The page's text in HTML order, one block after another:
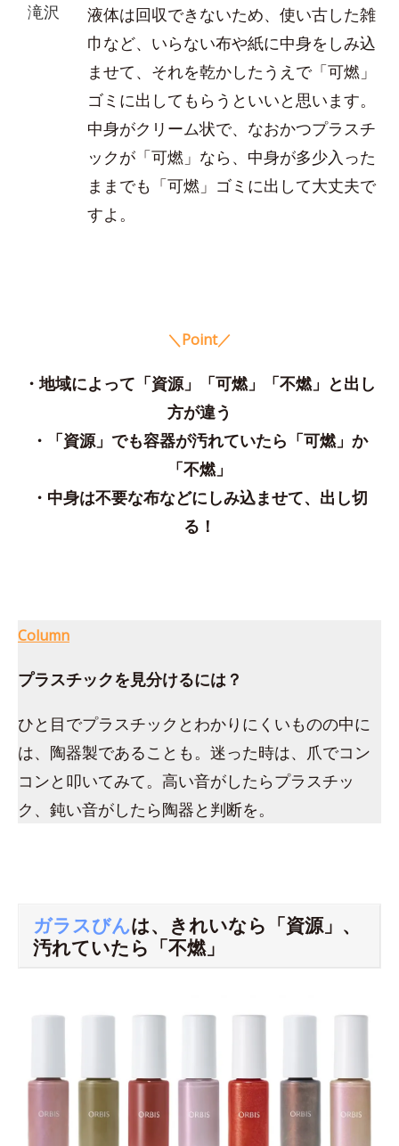
滝沢
液体は回収できないため、使い古した雑
巾など、いらない布や紙に中身をしみ込
ませて、それを乾かしたうえで「可燃」
ゴミに出してもらうといいと思います。
中身がクリーム状で、なおかつプラスチ
ックが「可燃」なら、中身が多少入った
ままでも「可燃」ゴミに出して大丈夫で
すよ。
＼Point／
・地域によって「資源」「可燃」「不燃」と出し
方が違う
・「資源」でも容器が汚れていたら「可燃」か
「不燃」
・中身は不要な布などにしみ込ませて、出し切
る！
Column
プラスチックを見分けるには？
ひと目でプラスチックとわかりにくいものの中に
は、陶器製であることも。迷った時は、爪でコン
コンと叩いてみて。高い音がしたらプラスチッ
ク、鈍い音がしたら陶器と判断を。
ガラスびんは、きれいなら「資源」、
汚れていたら「不燃」